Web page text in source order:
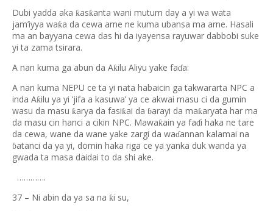
Dubi yadda aka ƙasƙanta wani mutum day a yi wa wata
jam’iyya waƙa da cewa arne ne kuma ubansa ma arne. Hasali
ma an bayyana cewa das hi da iyayensa rayuwar dabbobi suke
yi ta zama tsirara.
A nan kuma ga abun da Aƙilu Aliyu yake faɗa:
A nan kuma NEPU ce ta yi nata habaicin ga takwararta NPC a
inda Aƙilu ya yi ‘jifa a kasuwa’ ya ce akwai masu ci da gumin
wasu da masu ƙarya da fasiƙai da ɓarayi da maƙaryata har ma
da masu cin hanci a cikin NPC. Mawaƙain ya faɗi haka ne tare
da cewa, wane da wane yake zargi da waɗannan kalamai na
ɓatanci da ya yi, domin haka riga ce ya yanka duk wanda ya
gwada ta masa daidai to da shi ake.
………….
37 – Ni abin da ya sa na ƙi su,